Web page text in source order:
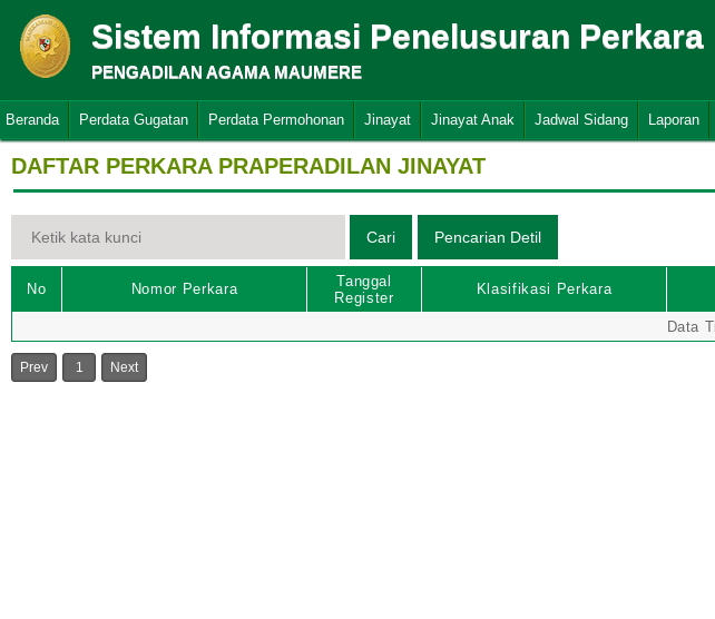
Sistem Informasi Penelusuran Perkara
PENGADILAN AGAMA MAUMERE
Beranda Perdata Gugatan Perdata Permohonan Jinayat Jinayat Anak Jadwal Sidang Laporan
DAFTAR PERKARA PRAPERADILAN JINAYAT
No Nomor Perkara
Tanggal
Register
Klasifikasi Perkara
Data
Prev 1 Next